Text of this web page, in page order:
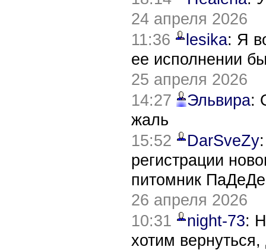
24 апреля 2026
11:36
lesika: Я
ее исполнении
25 апреля 2026
14:27
Эльвира:
жаль
15:52
DarSveZy
регистрации
питомник
26 апреля 2026
10:31
night-73:
хотим